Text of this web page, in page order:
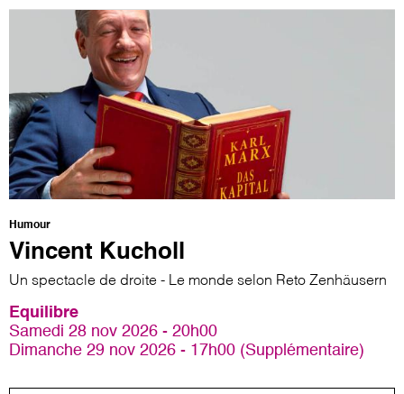
Humour
Vincent Kucholl
Un spectacle de droite - Le monde selon Reto Zenhäusern
Equilibre
Samedi 28 nov 2026 - 20h00
Dimanche 29 nov 2026 - 17h00 (Supplémentaire)